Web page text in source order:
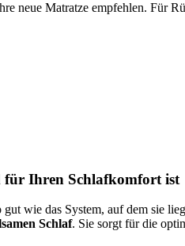
neue Matratze empfehlen. Für
für Ihren Schlafkomfort ist
wie das System, auf dem sie
Schlaf. Sie sorgt für die